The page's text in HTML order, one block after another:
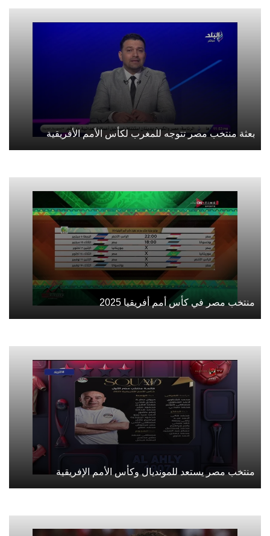
بعثة منتخب مصر تتوجه للمغرب لكأس الأمم الأفريقية
منتخب مصر في كأس أمم أفريقيا 2025
منتخب مصر يستعد للمونديال وكأس الأمم الإفريقية